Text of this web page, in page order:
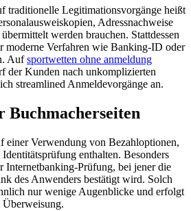
traditionelle Legitimationsvorgänge heißt
Adressnachweise
werden brauchen. Stattdessen
moderne Verfahren wie Banking-ID oder
Aufsportwetten ohne anmeldung
der Kunden nach unkomplizierten
streamlined Anmeldevorgänge an.
Buchmacherseiten
einer Verwendung von Bezahloptionen,
enthalten. Besonders
Internetbanking-Prüfung, bei jener die
des Anwenders bestätigt wird. Solch
nur wenige Augenblicke und erfolgt